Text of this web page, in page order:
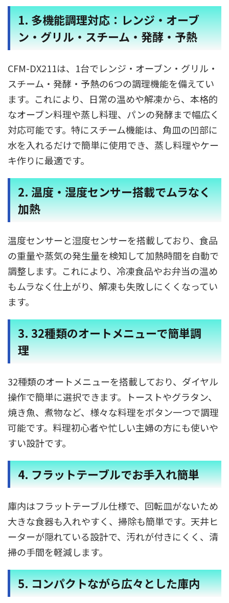
1. 多機能調理対応：レンジ・オーブ
ン・グリル・スチーム・発酵・予熱
CFM-DX211は、1台でレンジ・オーブン・グリル・
スチーム・発酵・予熱の6つの調理機能を備えてい
ます。​これにより、日常の温めや解凍から、本格的
なオーブン料理や蒸し料理、パンの発酵まで幅広く
対応可能です。​特にスチーム機能は、角皿の凹部に
水を入れるだけで簡単に使用でき、蒸し料理やケー
キ作りに最適です。 ​
2. 温度・湿度センサー搭載でムラなく
加熱
温度センサーと湿度センサーを搭載しており、食品
の重量や蒸気の発生量を検知して加熱時間を自動で
調整します。​これにより、冷凍食品やお弁当の温め
もムラなく仕上がり、解凍も失敗しにくくなってい
ます。
3. 32種類のオートメニューで簡単調
理
32種類のオートメニューを搭載しており、ダイヤル
操作で簡単に選択できます。​トーストやグラタン、
焼き魚、煮物など、様々な料理をボタン一つで調理
可能です。​料理初心者や忙しい主婦の方にも使いや
すい設計です。 ​
4. フラットテーブルでお手入れ簡単
庫内はフラットテーブル仕様で、回転皿がないため
大きな食器も入れやすく、掃除も簡単です。​天井ヒ
ーターが隠れている設計で、汚れが付きにくく、清
掃の手間を軽減します。 ​
5. コンパクトながら広々とした庫内